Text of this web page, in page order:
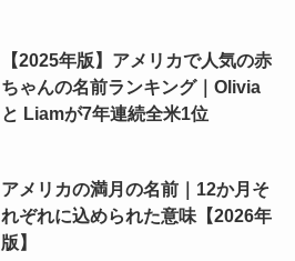
【2025年版】アメリカで人気の赤
ちゃんの名前ランキング｜Olivia
と Liamが7年連続全米1位
アメリカの満月の名前｜12か月そ
れぞれに込められた意味【2026年
版】